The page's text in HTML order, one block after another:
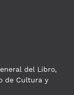
del Libro,
de Cultura y